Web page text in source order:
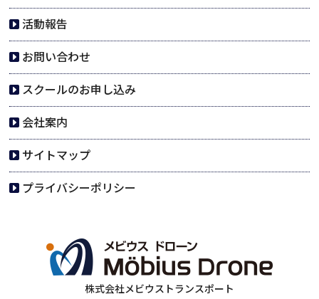
株式会社メビウストランスポート
活動報告
お問い合わせ
スクールのお申し込み
会社案内
サイトマップ
プライバシーポリシー